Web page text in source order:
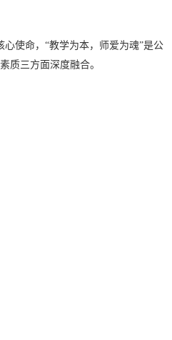
使命，“教学为本，师爱为魂”是公
质三方面深度融合。